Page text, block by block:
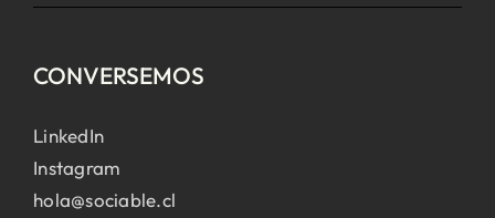
CONVERSEMOS
LinkedIn
Instagram
hola@sociable.cl